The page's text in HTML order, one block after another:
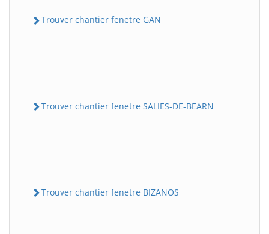
Trouver chantier fenetre GAN
Trouver chantier fenetre SALIES-DE-BEARN
Trouver chantier fenetre BIZANOS